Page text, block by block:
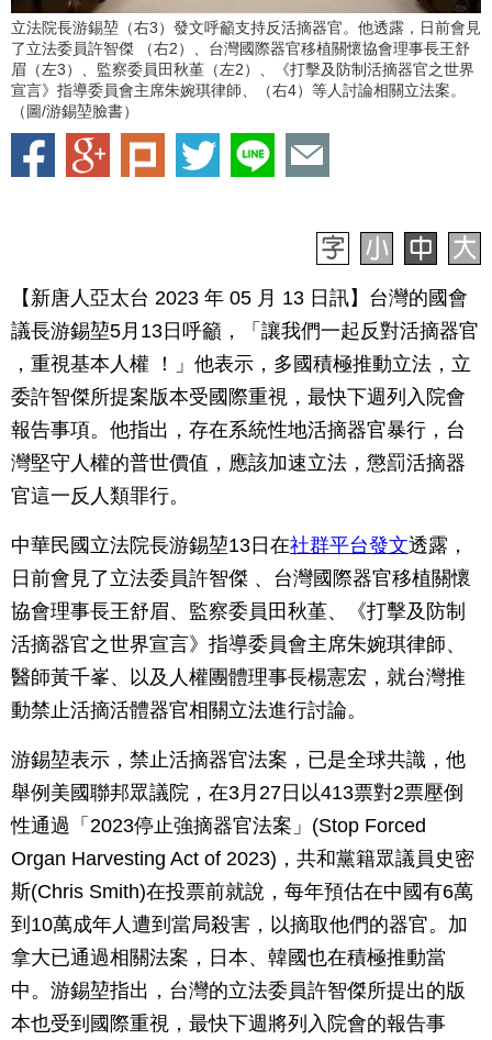
立法院長游錫堃（右3）發文呼籲支持反活摘器官。他透露，日前會見
了立法委員許智傑 （右2）、台灣國際器官移植關懷協會理事長王舒
眉（左3）、監察委員田秋堇（左2）、《打擊及防制活摘器官之世界
宣言》指導委員會主席朱婉琪律師、（右4）等人討論相關立法案。
（圖/游錫堃臉書）
【新唐人亞太台 2023 年 05 月 13 日訊】台灣的國會
議長游錫堃5月13日呼籲，「讓我們一起反對活摘器官
，重視基本人權 ！」他表示，多國積極推動立法，立
委許智傑所提案版本受國際重視，最快下週列入院會
報告事項。他指出，存在系統性地活摘器官暴行，台
灣堅守人權的普世價值，應該加速立法，懲罰活摘器
官這一反人類罪行。
中華民國立法院長游錫堃13日在社群平台發文透露，
日前會見了立法委員許智傑 、台灣國際器官移植關懷
協會理事長王舒眉、監察委員田秋堇、《打擊及防制
活摘器官之世界宣言》指導委員會主席朱婉琪律師、
醫師黃千峯、以及人權團體理事長楊憲宏，就台灣推
動禁止活摘活體器官相關立法進行討論。
游錫堃表示，禁止活摘器官法案，已是全球共識，他
舉例美國聯邦眾議院，在3月27日以413票對2票壓倒
性通過「2023停止強摘器官法案」(Stop Forced
Organ Harvesting Act of 2023)，共和黨籍眾議員史密
斯(Chris Smith)在投票前就說，每年預估在中國有6萬
到10萬成年人遭到當局殺害，以摘取他們的器官。加
拿大已通過相關法案，日本、韓國也在積極推動當
中。游錫堃指出，台灣的立法委員許智傑所提出的版
本也受到國際重視，最快下週將列入院會的報告事